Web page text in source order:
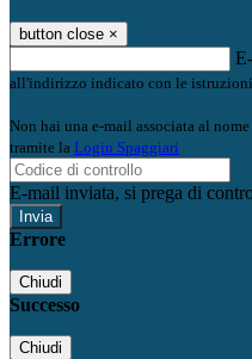
button close ×
all'indirizzo indicato con le istruzioni
Non hai una e-mail associata al
tramite la Login Spaggiari
E-mail inviata, si prega di
Errore
Chiudi
Successo
Chiudi